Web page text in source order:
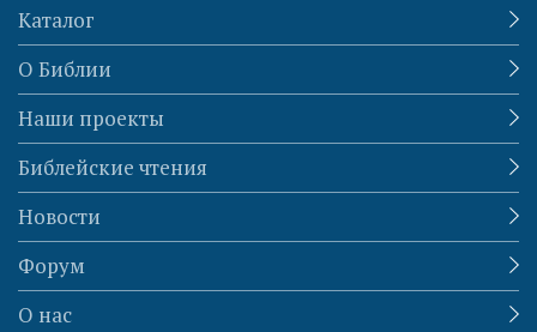
Каталог
О Библии
Наши проекты
Библейские чтения
Новости
Форум
О нас